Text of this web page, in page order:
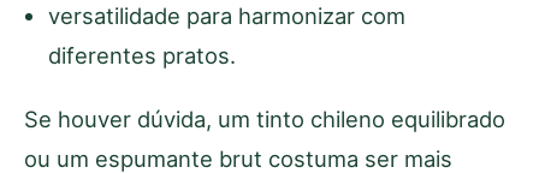
versatilidade para harmonizar com
diferentes pratos.
Se houver dúvida, um tinto chileno equilibrado
ou um espumante brut costuma ser mais